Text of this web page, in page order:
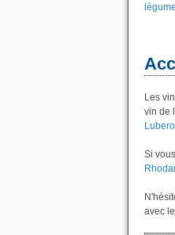
Les
vin de
Si
avec